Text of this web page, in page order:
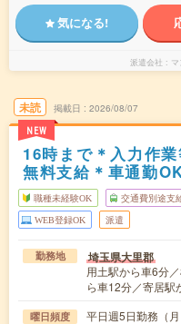
気になる!
派遣会社
未読
NEW
掲載日 2026/08/07
16時まで＊入力作
無料支給＊車通勤
職種未経験OK 交通費別途支
WEB登録OK 派遣
勤務地 埼玉県大里郡
用土駅から車6分
ら車12分／寄居
曜日頻度 平日週5日勤務（